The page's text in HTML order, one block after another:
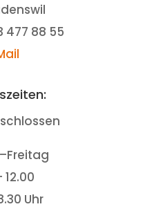
477 88 55
12.00
Uhr